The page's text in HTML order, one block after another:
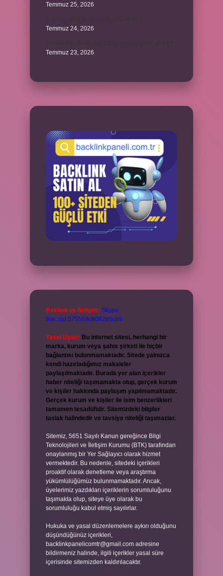
Temmuz 25, 2026
Temmuz 24, 2026
Temmuz 23, 2026
Reklam ve İletişim: Skype:
live:.cid.575569c608265c69
Yasal Uyarı: Bu internet sitesi, herhangi bir
marka, kurum veya şahıs şirketi ile hiçbir
bağlantısı bulunmamaktadır. Sitede yalnızca
kendi hazırladığımız makaleler
paylaşılmaktadır. Burada yer alan içerikler
haber niteliği taşımamakta olup, gerçek kurum
ve kişiler hakkında paylaşım yapılmamaktadır.
Gerçek kurum ve kişiler ile isim benzerlikleri
tamamen tesadüfidir. Sitemizdeki bilgiler
taslak halindedir ve tavsiye niteliği taşımazlar.
Sitemiz, 5651 Sayılı Kanun gereğince Bilgi
Teknolojileri ve İletişim Kurumu (BTK) tarafından
onaylanmış bir Yer Sağlayıcı olarak hizmet
vermektedir. Bu nedenle, sitedeki içerikleri
proaktif olarak denetleme veya araştırma
yükümlülüğümüz bulunmamaktadır. Ancak,
üyelerimiz yazdıkları içeriklerin sorumluluğunu
taşımakta olup, siteye üye olarak bu
sorumluluğu kabul etmiş sayılırlar.
Hukuka ve yasal düzenlemelere aykırı olduğunu
düşündüğünüz içerikleri,
backlinkpanelicomtr@gmail.com adresine
bildirmeniz halinde, ilgili içerikler yasal süre
içerisinde sitemizden kaldırılacaktır.